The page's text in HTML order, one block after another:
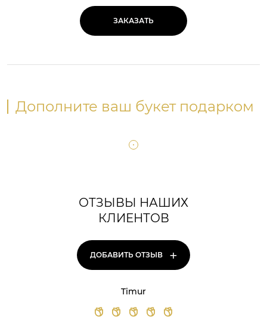
ЗАКАЗАТЬ
Дополните ваш букет подарком
ОТЗЫВЫ НАШИХ
КЛИЕНТОВ
ДОБАВИТЬ ОТЗЫВ +
Timur